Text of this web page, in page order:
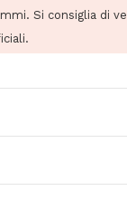
Si consiglia di